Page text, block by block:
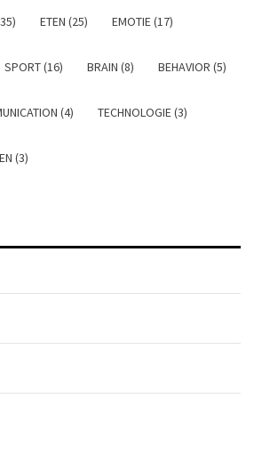
ETEN (25) EMOTIE (17)
SPORT (16) BRAIN (8) BEHAVIOR (5)
(4) TECHNOLOGIE (3)
(3)